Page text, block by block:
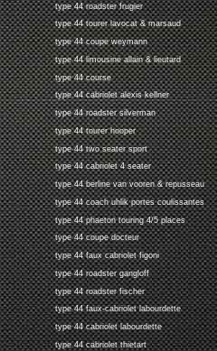
type 44 roadster frugier
type 44 tourer lavocat & marsaud
type 44 coupe weymann
type 44 limousine allain & lieutard
type 44 course
type 44 cabriolet alexis kellner
type 44 roadster silverman
type 44 tourer hooper
type 44 two seater sport
type 44 cabriolet 4 seater
type 44 berline van vooren & repusseau
type 44 coach uhlik portes coulissantes
type 44 phaeton touring 4/5 places
type 44 coupe docteur
type 44 faux cabriolet figoni
type 44 roadster gangloff
type 44 roadster fischer
type 44 faux-cabriolet labourdette
type 44 cabriolet labourdette
type 44 cabriolet thietart